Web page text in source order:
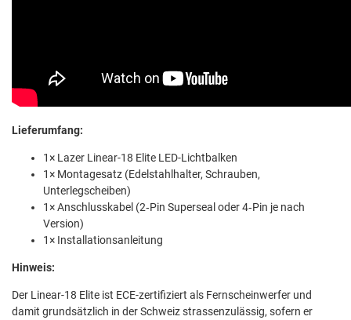
Lieferumfang:
1× Lazer Linear-18 Elite LED-Lichtbalken
1× Montagesatz (Edelstahlhalter, Schrauben,
Unterlegscheiben)
1× Anschlusskabel (2‑Pin Superseal oder 4‑Pin je nach
Version)
1× Installationsanleitung
Hinweis:
Der Linear-18 Elite ist ECE-zertifiziert als Fernscheinwerfer und
damit grundsätzlich in der Schweiz strassenzulässig, sofern er